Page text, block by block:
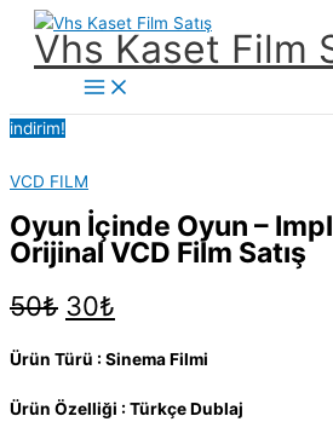
İçeriğe
Vhs Kaset Film
Main
Menu
indirim!
VCD FILM
Oyun İçinde Oyun –
Orijinal VCD Film Satış
50₺ Orijinal
50₺.
30₺
fiyat:
Ürün Türü : Sinema Filmi
Ürün Özelliği : Türkçe Dublaj